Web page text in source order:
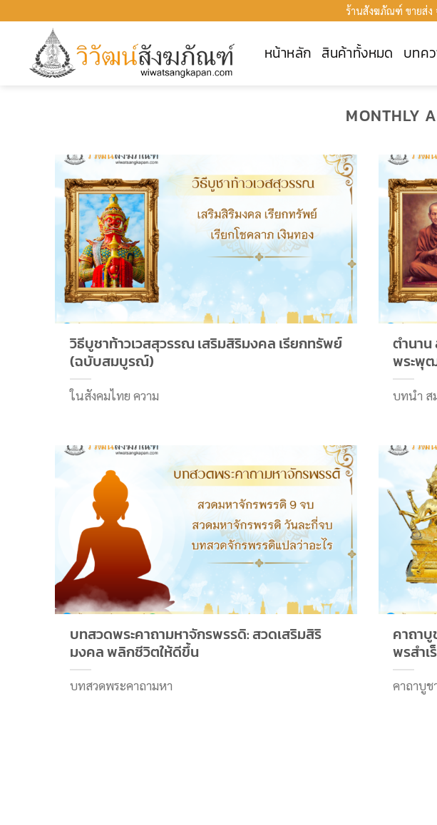
เนื้อหา
ร้านสังฆภัณฑ์ ขายส่
หน้าหลัก สินค้าทั้งหมด บทค
MONTHLY
วิธีบูชาท้าวเวสสุวรรณ เสริมสิริมงคล เรียกทรัพย์
(ฉบับสมบูรณ์)
ในสังคมไทย ความ
ตำนาน
พระพุ
บทนำ ส
บทสวดพระคาถามหาจักรพรรดิ: สวดเสริมสิริ
มงคล พลิกชีวิตให้ดีขึ้น
บทสวดพระคาถามหา
คาถา
พรสำเ
คาถาบู